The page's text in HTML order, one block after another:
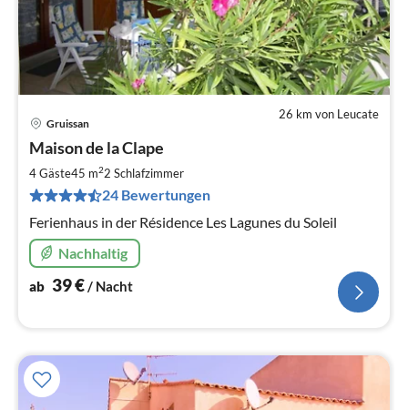
26 km von Leucate
Gruissan
Maison de la Clape
4 Gäste45 m22 Schlafzimmer
24 Bewertungen
Ferienhaus in der Résidence Les Lagunes du Soleil
Nachhaltig
ab 39€/ Nacht